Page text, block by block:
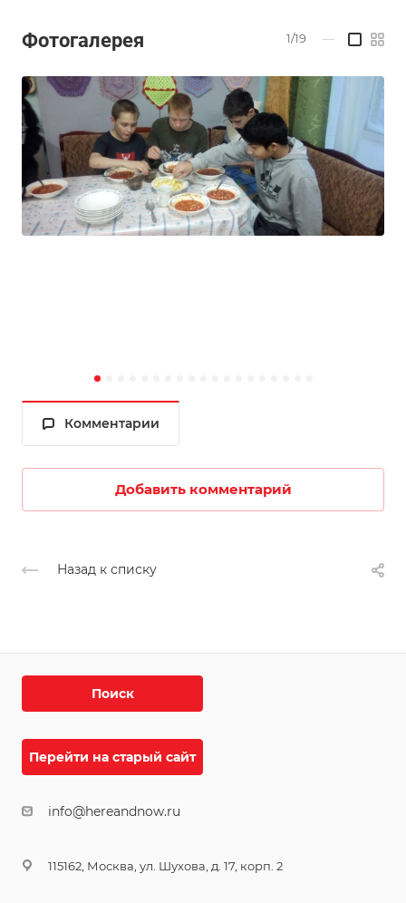
Фотогалерея 1/19 —
Комментарии
Добавить комментарий
Назад к списку
Поиск
Перейти на старый сайт
info@hereandnow.ru
115162, Москва, ул. Шухова, д. 17, корп. 2